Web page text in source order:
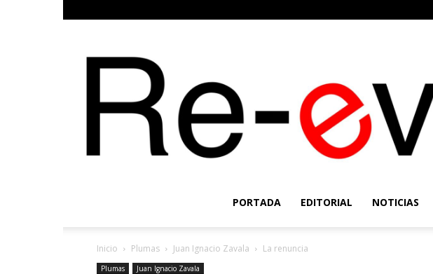
PORTADA EDITORIAL NOTICIAS
Inicio Plumas Juan Ignacio Zavala La renuncia
Plumas Juan Ignacio Zavala